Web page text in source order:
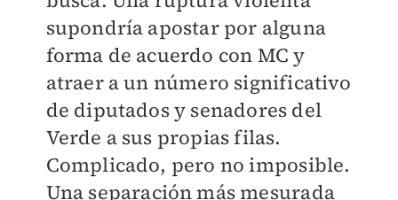
supondría apostar por alguna
forma de acuerdo con MC y
atraer a un número significativo
de diputados y senadores del
Verde a sus propias filas.
Complicado, pero no imposible.
Una separación más mesurada